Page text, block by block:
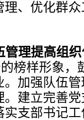
、优化群
管理提高组
榜样形象，
加强队伍
建立完善
支部书记